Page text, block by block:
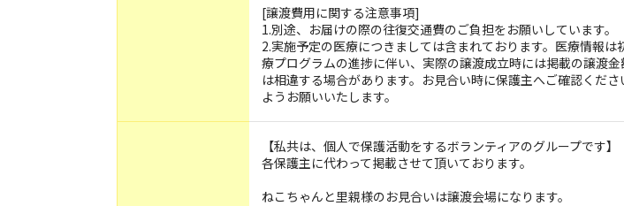
[譲渡費用に関する注意事項]
1.別途、お届けの際の往復交通費のご負担をお願いしています。
2.実施予定の医療につきましては含まれております。医療情報は
療プログラムの進捗に伴い、実際の譲渡成立時には掲載の譲渡金
は相違する場合があります。お見合い時に保護主へご確認くださ
ようお願いいたします。
【私共は、個人で保護活動をするボランティアのグループです】
各保護主に代わって掲載させて頂いております。
ねこちゃんと里親様のお見合いは譲渡会場になります。